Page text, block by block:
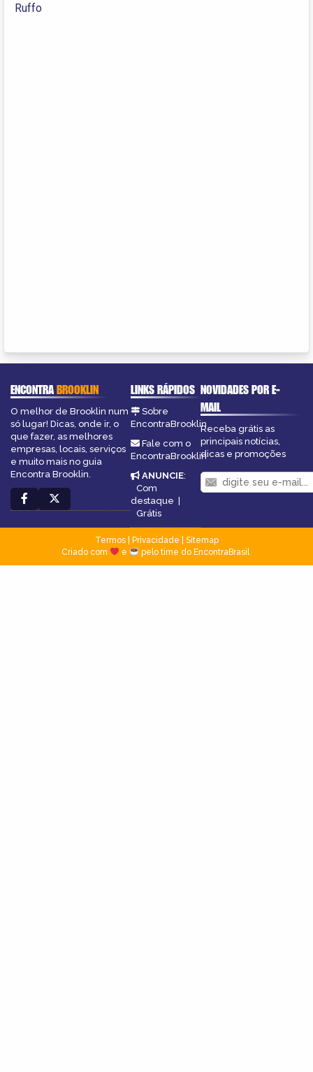
Ruffo
ENCONTRABROOKLIN
O melhor de Brooklin num
só lugar! Dicas, onde ir, o
que fazer, as melhores
empresas, locais, serviços
e muito mais no guia
Encontra Brooklin.
LINKS RÁPIDOS
Sobre
EncontraBrooklin
Fale com o
EncontraBrooklin
ANUNCIE:
Com
destaque |
Grátis
NOVIDADES POR E-
MAIL
Receba grátis as
principais notícias,
dicas e promoções
Termos| Privacidade
Sitemap
Criado com
e pelo time do EncontraBrasil